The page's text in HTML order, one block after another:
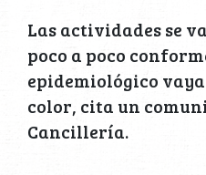
Las actividades se
poco a poco
epidemiológico
color, cita un
Cancillería.